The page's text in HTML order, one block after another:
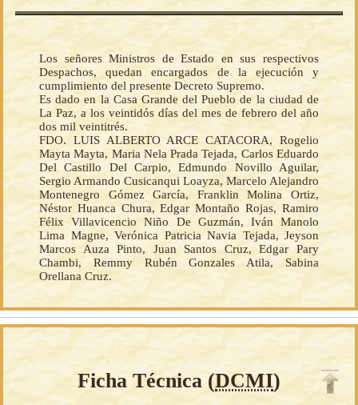
Los señores Ministros de Estado en sus respectivos
Despachos, quedan encargados de la ejecución y
cumplimiento del presente Decreto Supremo.
Es dado en la Casa Grande del Pueblo de la ciudad de
La Paz, a los veintidós días del mes de febrero del año
dos mil veintitrés.
FDO. LUIS ALBERTO ARCE CATACORA, Rogelio
Mayta Mayta, Maria Nela Prada Tejada, Carlos Eduardo
Del Castillo Del Carpio, Edmundo Novillo Aguilar,
Sergio Armando Cusicanqui Loayza, Marcelo Alejandro
Montenegro Gómez García, Franklin Molina Ortiz,
Néstor Huanca Chura, Edgar Montaño Rojas, Ramiro
Félix Villavicencio Niño De Guzmán, Iván Manolo
Lima Magne, Verónica Patricia Navia Tejada, Jeyson
Marcos Auza Pinto, Juan Santos Cruz, Edgar Pary
Chambi, Remmy Rubén Gonzales Atila, Sabina
Orellana Cruz.
Ficha Técnica (DCMI)